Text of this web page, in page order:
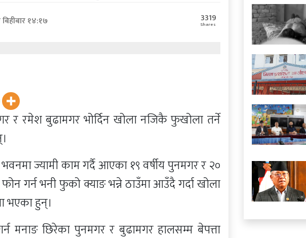
१४:१७ 3319
Shares
र रमेश बुढामगर भोर्दिन खोला नजिकै फुखोला तर्ने
ज्यामी काम गर्दै आएका १९ वर्षीय पुनमगर र २०
गर्न भनी फुको क्याङ भन्ने ठाउँमा आउँदै गर्दा खोला
भएका हुन्।
मनाङ छिरेका पुनमगर र बुढामगर हालसम्म बेपत्ता